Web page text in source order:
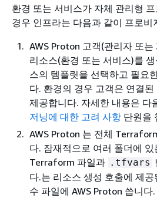
환경 또는 서비스가 자체 관리형
경우 인프라는 다음과 같이 프로비
AWS Proton 고객(관리자 또
리소스(환경 또는 서비스)를
스의 템플릿을 선택하고 필요
다. 환경의 경우 고객은 연결
제공합니다. 자세한 내용은 다
저닝에 대한 고려 사항 단원을
AWS Proton 는 전체
다. 잠재적으로 여러 폴더에 있
Terraform 파일과 .tfvars
다.는 리소스 생성 호출에 제
수 파일에 AWS Proton 씁니다.